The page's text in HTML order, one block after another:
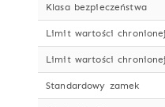
Klasa bezpieczeństwa
Limit wartości
Limit wartości
Standardowy zamek